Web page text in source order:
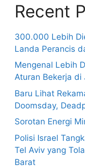
Recent
300.000 Lebih
Landa Perancis
Mengenal Lebih
Aturan Bekerja di
Baru Lihat
Doomsday,
Sorotan Energi
Polisi Israel
Tel Aviv yang
Barat